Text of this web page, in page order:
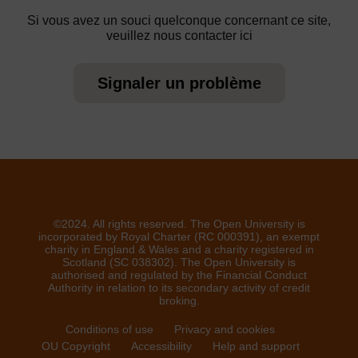
Si vous avez un souci quelconque concernant ce site,
veuillez nous contacter ici
Signaler un problème
©2024. All rights reserved. The Open University is
incorporated by Royal Charter (RC 000391), an exempt
charity in England & Wales and a charity registered in
Scotland (SC 038302). The Open University is
authorised and regulated by the Financial Conduct
Authority in relation to its secondary activity of credit
broking.
Conditions of use
Privacy and cookies
OU Copyright
Accessibility
Help and support